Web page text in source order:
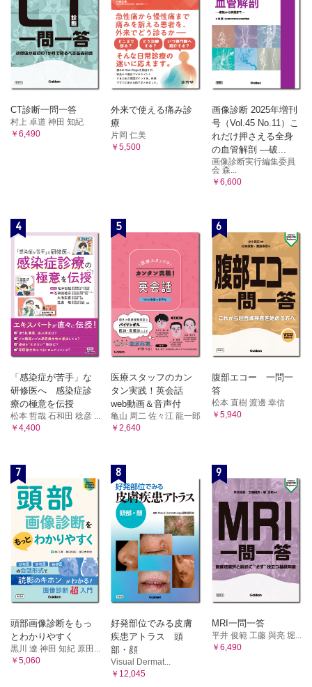
CT診断一問一答
村上 卓道 神田 知紀
￥6,490
外来で使える痛み診
療
片岡 仁美
￥5,500
画像診断 2025年増刊
号（Vol.45 No.11）こ
れだけ押さえる全身
の血管解剖 ―破...
画像診断実行編集委員
会 森...
￥6,600
4
「感染症が苦手」な
研修医へ 感染症診
療の極意を伝授
松本 哲哉 石和田 稔彦 ...
￥4,400
5
医療スタッフのカン
タン実践！英会話
web動画＆音声付
亀山 周二 佐々江 龍一郎
￥2,640
6
腹部エコー 一問一
答
松本 直樹 渡邊 幸信
￥5,940
7
頭部画像診断をもっ
とわかりやすく
黒川 遼 神田 知紀 原田...
￥5,060
8
好発部位でみる皮膚
疾患アトラス 頭
部・顔
Visual Dermat...
￥12,045
9
MRI一問一答
平井 俊範 工藤 與亮 堀...
￥6,490